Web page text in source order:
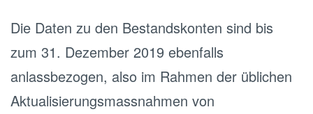
Die Daten zu den Bestandskonten sind bis
zum 31. Dezember 2019 ebenfalls
anlassbezogen, also im Rahmen der üblichen
Aktualisierungsmassnahmen von